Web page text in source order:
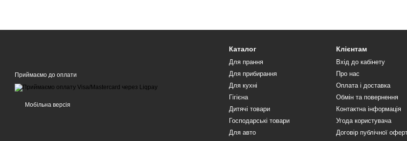
Приймаємо до оплати
Мобільна версія
Каталог
Для прання
Для прибирання
Для кухні
Гігієна
Дитячі товари
Господарські товари
Для авто
Клієнтам
Вхід до кабінету
Про нас
Оплата і доставка
Обмін та повернення
Контактна інформація
Угода користувача
Договір публічної